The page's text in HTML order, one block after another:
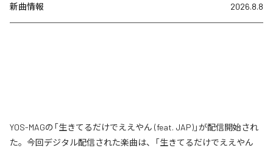
新曲情報 2026.8.8
YOS-MAGの「生きてるだけでええやん (feat. JAP)」が配信開始され
た。今回デジタル配信された楽曲は、「生きてるだけでええやん